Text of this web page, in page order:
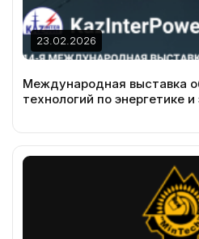
23.02.2026
Международная выставка
технологий по энергетике